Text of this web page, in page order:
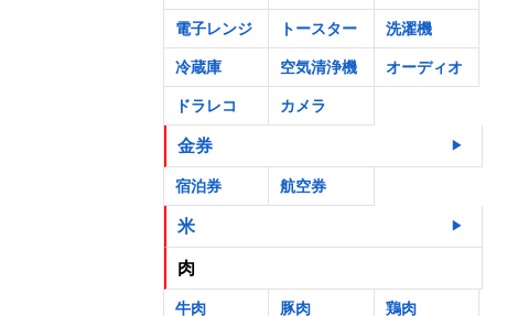
電子レンジ トースター 洗濯機
冷蔵庫 空気清浄機 オーディオ
ドラレコ カメラ
金券
宿泊券 航空券
米
肉
牛肉 豚肉 鶏肉